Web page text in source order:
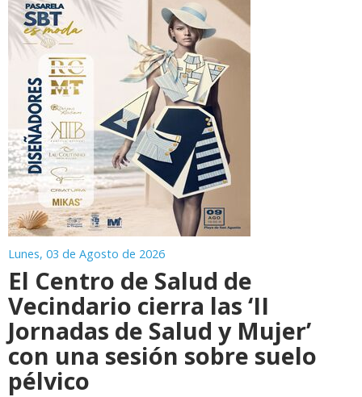
Lunes, 03 de Agosto de 2026
El Centro de Salud de
Vecindario cierra las ‘II
Jornadas de Salud y Mujer’
con una sesión sobre suelo
pélvico